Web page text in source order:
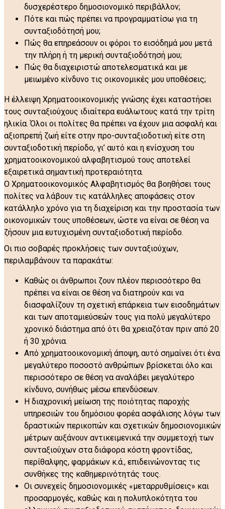
δυσχερέστερο δημοσιονομικό περιβάλλον;
Πότε και πώς πρέπει να προγραμματίσω για τη
συνταξιοδότησή μου;
Πώς θα επηρεάσουν οι φόροι το εισόδημά μου μετά
την πλήρη ή τη μερική συνταξιοδότησή μου;
Πώς θα διαχειριστώ αποτελεσματικά και με
μειωμένο κίνδυνο τις οικονομικές μου υποθέσεις;
Η έλλειψη Χρηματοοικονομικής γνώσης έχει καταστήσει
τους συνταξιούχους ιδιαίτερα ευάλωτους κατά την τρίτη
ηλικία. Όλοι οι πολίτες θα πρέπει να έχουν μια ασφαλή και
αξιοπρεπή ζωή είτε στην προ-συνταξιοδοτική είτε στη
συνταξιοδοτική περίοδο, γι’ αυτό και η ενίσχυση του
χρηματοοικονομικού αλφαβητισμού τους αποτελεί
εξαιρετικά σημαντική προτεραιότητα.
Ο Χρηματοοικονομικός Αλφαβητισμός θα βοηθήσει τους
πολίτες να λάβουν τις κατάλληλες αποφάσεις στον
κατάλληλο χρόνο για τη διαχείριση και την προστασία των
οικονομικών τους υποθέσεων, ώστε να είναι σε θέση να
ζήσουν μια ευτυχισμένη συνταξιοδοτική περίοδο.
Οι πιο σοβαρές προκλήσεις των συνταξιούχων,
περιλαμβάνουν τα παρακάτω:
Καθώς οι άνθρωποι ζουν πλέον περισσότερο θα
πρέπει να είναι σε θέση να διατηρούν και να
διασφαλίζουν τη σχετική επάρκεια των εισοδημάτων
και των αποταμιεύσεών τους για πολύ μεγαλύτερο
χρονικό διάστημα από ότι θα χρειαζόταν πριν από 20
ή 30 χρόνια.
Από χρηματοοικονομική άποψη, αυτό σημαίνει ότι ένα
μεγαλύτερο ποσοστό ανθρώπων βρίσκεται όλο και
περισσότερο σε θέση να αναλάβει μεγαλύτερο
κίνδυνο, συνήθως μέσω επενδύσεων.
Η διαχρονική μείωση της ποιότητας παροχής
υπηρεσιών του δημόσιου φορέα ασφάλισης λόγω των
δραστικών περικοπών και σχετικών δημοσιονομικών
μέτρων αυξάνουν αντικειμενικά την συμμετοχή των
συνταξιούχων στα διάφορα κόστη φροντίδας,
περίθαλψης, φαρμάκων κ.ά., επιδεινώνοντας τις
συνθήκες της καθημερινότητάς τους.
Οι συνεχείς δημοσιονομικές «μεταρρυθμίσεις» και
προσαρμογές, καθώς και η πολυπλοκότητα του